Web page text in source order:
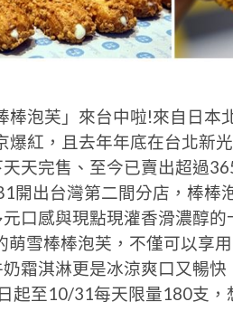
棒泡芙」來台中啦!來自日本
爆紅，且去年年底在台北新
天完售、至今已賣出超過
開出台灣第二間分店，棒棒
口感與現點現灌香滑濃醇
雪棒棒泡芙，不僅可以享
霜淇淋更是冰涼爽口又暢
起至10/31每天限量180支，